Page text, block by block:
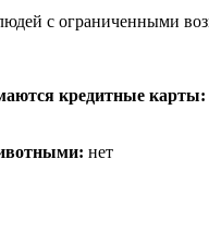
с ограниченными
кредитные карты:
нет